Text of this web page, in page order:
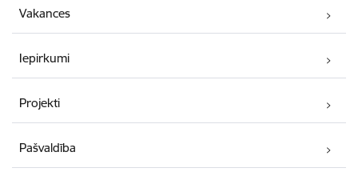
Vakances
Iepirkumi
Projekti
Pašvaldība